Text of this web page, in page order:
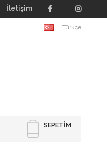
İletişim
Türkçe
SEPETIM